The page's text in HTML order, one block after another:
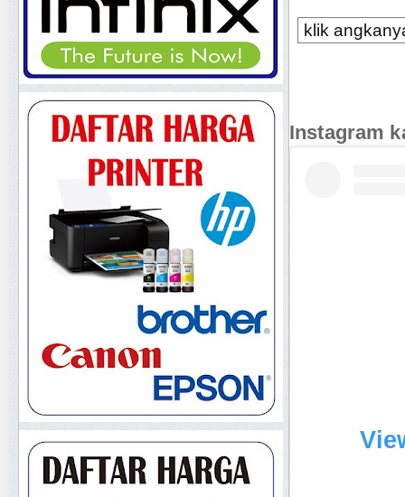
klik
Instagram